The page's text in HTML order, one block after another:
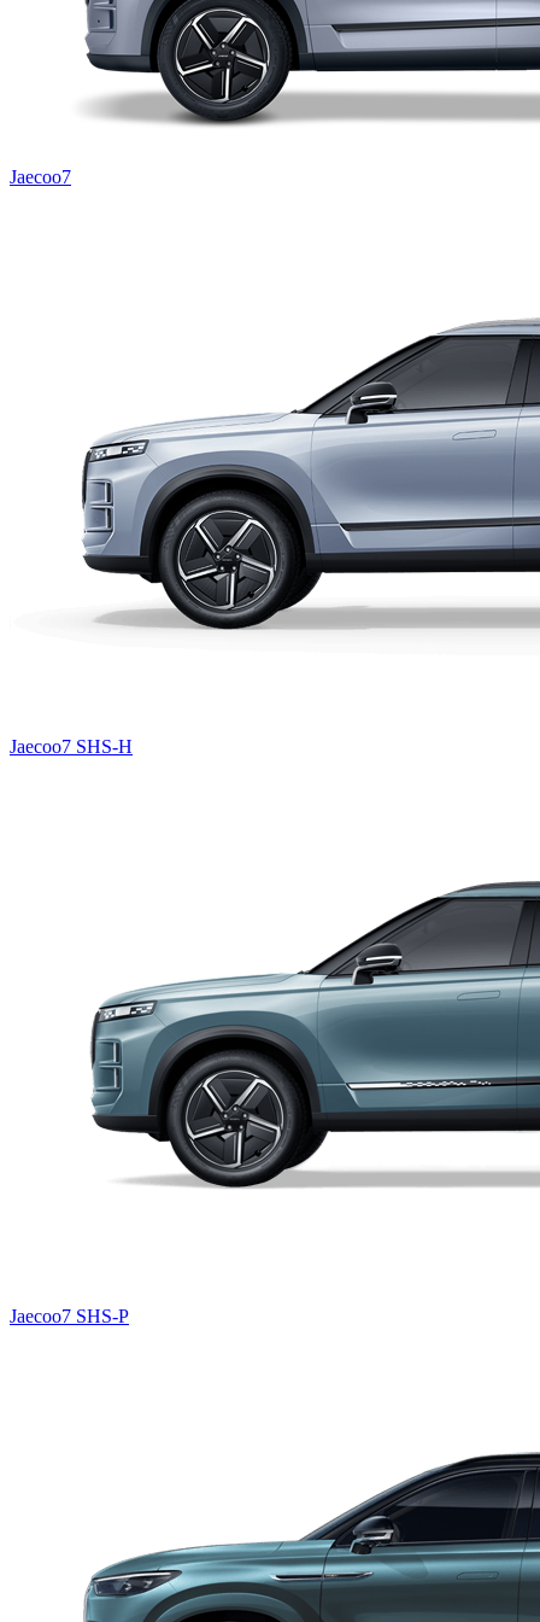
Jaecoo7
Jaecoo7 SHS-H
Jaecoo7 SHS-P